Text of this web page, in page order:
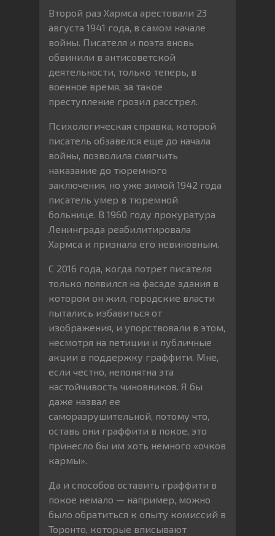
Второй раз Хармса арестовали 23
августа 1941 года, в самом начале
войны. Писателя и поэта вновь
обвинили в антисоветской
деятельности, только теперь, в
военное время, за такое
преступление грозил расстрел.
Психологическая справка, которой
писатель обзавелся еще до начала
войны, позволила смягчить
наказание до тюремного
заключения, но уже зимой 1942 года
писатель умер в тюремной
больнице. В 1960 году прокуратура
Ленинграда реабилитировала
Хармса и признала его невиновным.
С 2016 года, когда потрет писателя
только появился на фасаде здания в
котором он жил, городские власти
пытались избавиться от
изображения, и упорствовали в этом,
несмотря на петиции и публичные
акции в поддержку граффити. Мне,
если честно, непонятна эта
настойчивость чиновников. Я бы
даже назвал ее
саморазрушительной, потому что,
оставь они граффити в покое, это
принесло бы им хоть немного «очков
кармы».
Да и способов оставить граффити в
покое немало — например, можно
было обратиться к опыту комиссий в
Торонто, которые вписывают